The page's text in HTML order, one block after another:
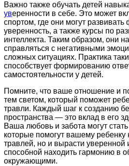
Важно также обучать детей
уверенности в себе. Это может
спортом, где они могут развивать
уверенность, а также курсы по
интеллекта. Таким образом, они
справляться с негативными
сложных ситуациях. Практика
способствует формированию
самостоятельности у детей.
Помните, что ваше отношение и
тем светом, который поможет
травли. Каждый шаг к созданию
пространства — это вклад в его
Ваша любовь и забота могут
которые помогут вашему ребенку
травлей, но и вырасти уверенной
способной находить гармонию в
окружающими.